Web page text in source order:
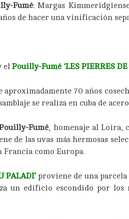
Fumé: Margas
de hacer una vinificación
el Pouilly-Fumé ‘LES PIERRES DE
70 años
se realiza en cuba de
Fumé, homenaje al Loira,
de las uvas más hermosas
Francia como Europa.
PALADI’proviene de una parcela
un edificio escondido por